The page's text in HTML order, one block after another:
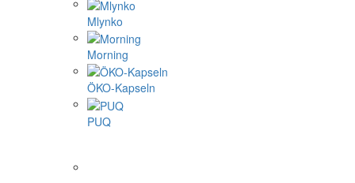
Mlynko
Morning
ÖKO-Kapseln
PUQ